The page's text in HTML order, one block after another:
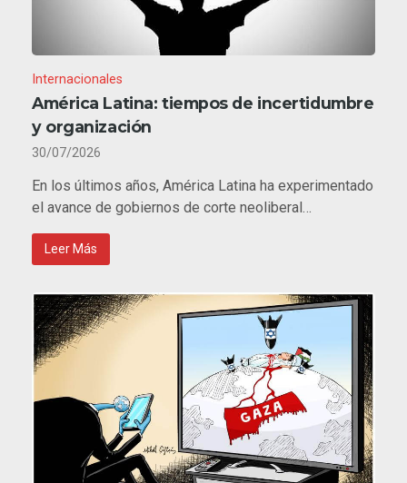
Internacionales
América Latina: tiempos de incertidumbre
y organización
30/07/2026
En los últimos años, América Latina ha experimentado
el avance de gobiernos de corte neoliberal…
Leer Más